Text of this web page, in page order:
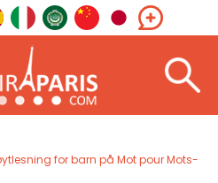
for barn på Mot pour Mots-